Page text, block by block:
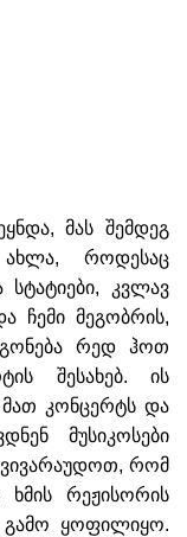
მას შემდეგ
როდესაც
კვლავ
ჩემი მეგობრის,
რედ ჰოთ
შესახებ. ის
კონცერტს და
მუსიკოსები
ვივარაუდოთ, რომ
ხმის რეჟისორის
გამო ყოფილიყო.